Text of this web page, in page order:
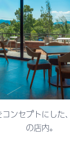
コンセプトにした
の店内。